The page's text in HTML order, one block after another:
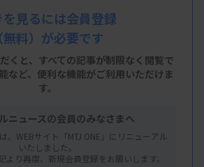
の読み上げ機能もパワーアッ
情報をキャッチし、多忙な毎日
ースに触れられます。
を見るには会員登録
（無料）が必要です
くと、すべての記事が制限なく閲覧で
など、便利な機能がご利用いただけま
す。
ニュースの会員のみなさまへ
、WEBサイト「MTJ ONE」にリニューアル
いたしました。
より再度、新規会員登録をお願いします。